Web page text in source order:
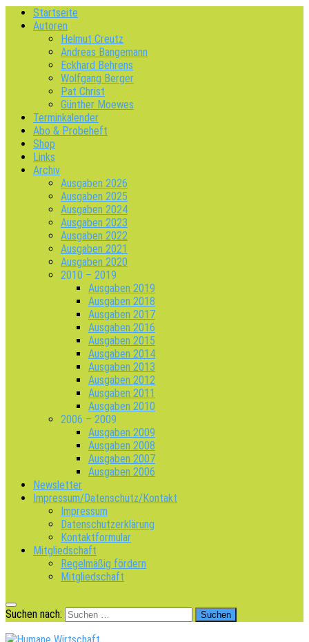
Startseite
Autoren
Helmut Creutz
Andreas Bangemann
Eckhard Behrens
Wolfgang Berger
Pat Christ
Günther Moewes
Terminkalender
Abo & Probeheft
Shop
Links
Archiv
Ausgaben 2026
Ausgaben 2025
Ausgaben 2024
Ausgaben 2023
Ausgaben 2022
Ausgaben 2021
Ausgaben 2020
2010 – 2019
Ausgaben 2019
Ausgaben 2018
Ausgaben 2017
Ausgaben 2016
Ausgaben 2015
Ausgaben 2014
Ausgaben 2013
Ausgaben 2012
Ausgaben 2011
Ausgaben 2010
2006 – 2009
Ausgaben 2009
Ausgaben 2008
Ausgaben 2007
Ausgaben 2006
Newsletter
Impressum/Datenschutz/Kontakt
Impressum
Datenschutzerklärung
Kontaktformular
Mitgliedschaft
Regelmäßig fördern
Mitgliedschaft
Suchen nach: